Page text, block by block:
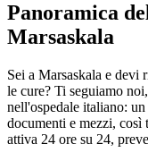
Panoramica
Marsaskala
Sei a Marsaskala e devi
le cure? Ti seguiamo
nell'ospedale italiano: un
documenti e mezzi, così
attiva 24 ore su 24,